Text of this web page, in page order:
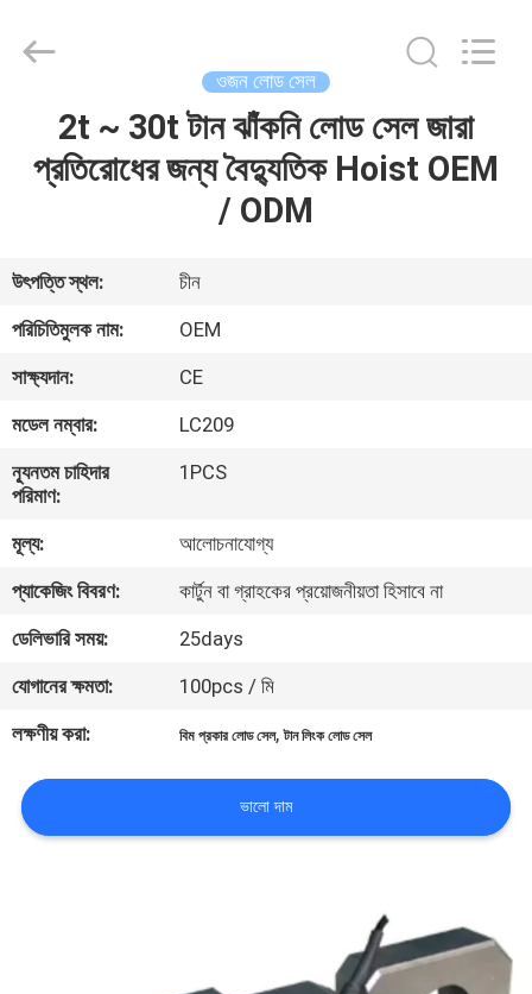
ভিডিও
সম্বন্ধে
কারখানা
গুণমান
নিয়ন্ত্রণ
খবর
মামলা
Co.,Limited.
ওজন লোড সেল
2t ~ 30t টান ঝাঁকনি লোড সেল জারা
প্রতিরোধের জন্য বৈদ্যুতিক Hoist OEM
/ ODM
উৎপত্তি স্থল:
চীন
পরিচিতিমুলক নাম:
OEM
সাক্ষ্যদান:
CE
মডেল নম্বার:
LC209
ন্যূনতম চাহিদার
পরিমাণ:
1PCS
মূল্য:
আলোচনাযোগ্য
প্যাকেজিং বিবরণ:
কার্টুন বা গ্রাহকের প্রয়োজনীয়তা হিসাবে না
ডেলিভারি সময়:
25days
যোগানের ক্ষমতা:
100pcs / মি
লক্ষণীয় করা:
বিম প্রকার লোড সেল,টান লিংক লোড সেল
ভালো দাম